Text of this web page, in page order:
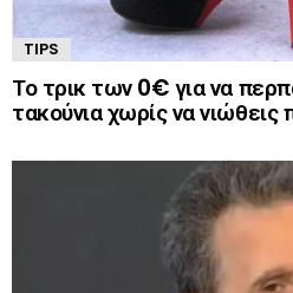
TIPS
Το τρικ των 0€ για να
τακούνια χωρίς να νιώθεις